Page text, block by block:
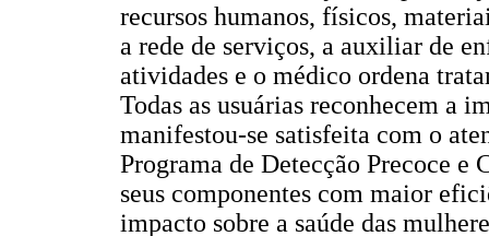
recursos humanos, físicos,
a rede de serviços, a auxiliar de
atividades e o médico ordena
Todas as usuárias reconhecem a
manifestou-se satisfeita com o
Programa de Detecção Precoce
seus componentes com maior
impacto sobre a saúde das